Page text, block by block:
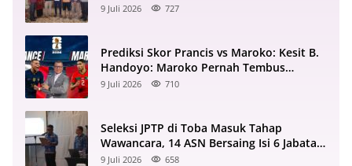
9 Juli 2026 727
Prediksi Skor Prancis vs Maroko: Kesit B.
Handoyo: Maroko Pernah Tembus
Semifinal 2022
9 Juli 2026 710
Seleksi JPTP di Toba Masuk Tahap
Wawancara, 14 ASN Bersaing Isi 6 Jabatan
Strategis
9 Juli 2026 658